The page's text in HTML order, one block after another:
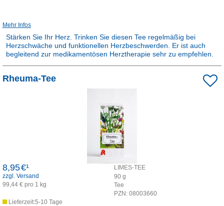
Mehr Infos
Stärken Sie Ihr Herz. Trinken Sie diesen Tee regelmäßig bei
Herzschwäche und funktionellen Herzbeschwerden. Er ist auch
begleitend zur medikamentösen Herztherapie sehr zu empfehlen.
Dieses Produkt ist apothekenpflichtig und wird in der Apotheke für
Rheuma-Tee
LIMES-TEE
90 g
Tee
PZN: 08003660
8,95€¹
zzgl. Versand
99,44 € pro 1 kg
Lieferzeit:5-10 Tage